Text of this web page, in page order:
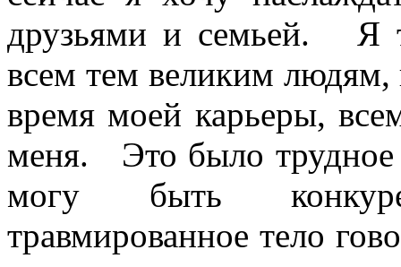
друзьями и семьей. Я
всем тем великим людям,
время моей карьеры,
меня. Это было трудное
могу быть
травмированное тело